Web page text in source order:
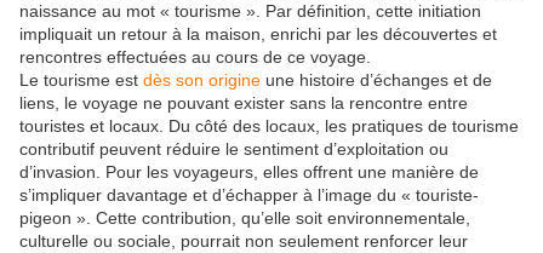
naissance au mot « tourisme ». Par définition, cette initiation
impliquait un retour à la maison, enrichi par les découvertes et
rencontres effectuées au cours de ce voyage.
Le tourisme est dès son origine une histoire d’échanges et de
liens, le voyage ne pouvant exister sans la rencontre entre
touristes et locaux. Du côté des locaux, les pratiques de tourisme
contributif peuvent réduire le sentiment d’exploitation ou
d’invasion. Pour les voyageurs, elles offrent une manière de
s’impliquer davantage et d’échapper à l’image du « touriste-
pigeon ». Cette contribution, qu’elle soit environnementale,
culturelle ou sociale, pourrait non seulement renforcer leur